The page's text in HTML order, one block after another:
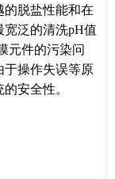
的脱盐性能和在
泛的清洗pH值
元件的污染问
于操作失误等原
安全性。